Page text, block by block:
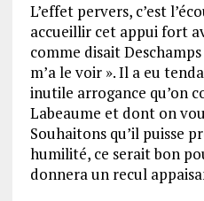
L’effet pervers, c’est
accueillir cet appui fort
comme disait
m’a le voir ». Il a eu
inutile arrogance qu’on
Labeaume et dont on
Souhaitons qu’il puisse
humilité, ce serait bon
donnera un recul